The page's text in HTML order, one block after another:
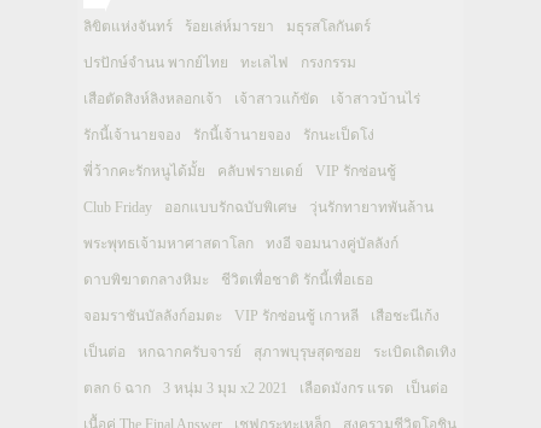
ลิขิตแห่งจันทร์ ร้อยเล่ห์มารยา มธุรสโลกันตร์
ปรปักษ์จำนน พากย์ไทย ทะเลไฟ กรงกรรม
เสือตัดสิงห์ลิงหลอกเจ้า เจ้าสาวแก้ขัด เจ้าสาวบ้านไร่
รักนี้เจ้านายจอง รักนี้เจ้านายจอง รักนะเป็ดโง่
พี่ว้ากคะรักหนูได้มั้ย คลับฟรายเดย์ VIP รักซ่อนชู้
Club Friday ออกแบบรักฉบับพิเศษ วุ่นรักทายาทพันล้าน
พระพุทธเจ้ามหาศาสดาโลก ทงอี จอมนางคู่บัลลังก์
ดาบพิฆาตกลางหิมะ ชีวิตเพื่อชาติ รักนี้เพื่อเธอ
จอมราชันบัลลังก์อมตะ VIP รักซ่อนชู้ เกาหลี เสือชะนีเก้ง
เป็นต่อ หกฉากครับจารย์ สุภาพบุรุษสุดซอย ระเบิดเถิดเทิง
ตลก 6 ฉาก 3 หนุ่ม 3 มุม x2 2021 เลือดมังกร แรด เป็นต่อ
เนื้อคู่ The Final Answer เชฟกระทะเหล็ก สงครามชีวิตโอชิน